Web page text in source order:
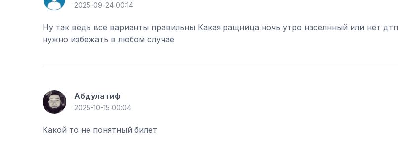
2025-09-24 00:14
Ну так ведь все варианты правильны Какая ращница ночь утро населнный или нет дтп
нужно избежать в любом случае
Абдулатиф
2025-10-15 00:04
Какой то не понятный билет